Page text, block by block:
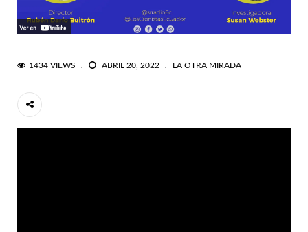
1434 VIEWS ABRIL 20, 2022 LA OTRA MIRADA